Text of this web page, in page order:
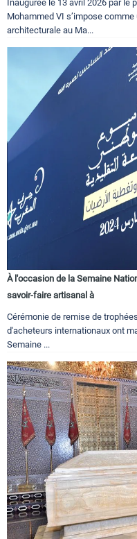
Inaugurée le 13 avril 2026 par le
Mohammed VI s’impose
architecturale au Ma...
À l'occasion de la Semaine
savoir-faire artisanal à
Cérémonie de remise de
d'acheteurs internationaux ont
Semaine ...